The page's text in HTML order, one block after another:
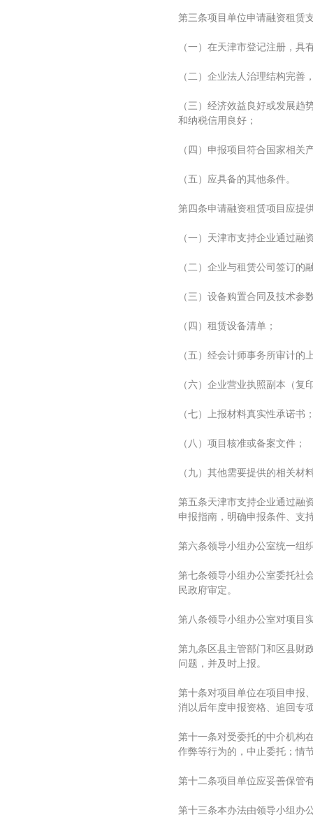
第三条项目单位申请融资租赁
（一）在天津市登记注册，具
（二）企业法人治理结构完
（三）经济效益良好或发展
和纳税信用良好；
（四）申报项目符合国家相关
（五）应具备的其他条件。
第四条申请融资租赁项目应提
（一）天津市支持企业通过融
（二）企业与租赁公司签订的
（三）设备购置合同及技术参
（四）租赁设备清单；
（五）经会计师事务所审计的
（六）企业营业执照副本（
（七）上报材料真实性承诺书
（八）项目核准或备案文件；
（九）其他需要提供的相关材
第五条天津市支持企业通过融
申报指南，明确申报条件、支
第六条领导小组办公室统一组
第七条领导小组办公室委托社
民政府审定。
第八条领导小组办公室对项目
第九条区县主管部门和区县财
问题，并及时上报。
第十条对项目单位在项目申报
消以后年度申报资格、追回专
第十一条对受委托的中介机构
作弊等行为的，中止委托；情
第十二条项目单位应妥善保管
第十三条本办法由领导小组办